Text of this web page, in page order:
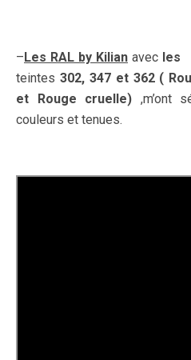
–Les RAL by Kilian avec les
teintes 302, 347 et 362 (
et Rouge cruelle) ,m’ont
couleurs et tenues.